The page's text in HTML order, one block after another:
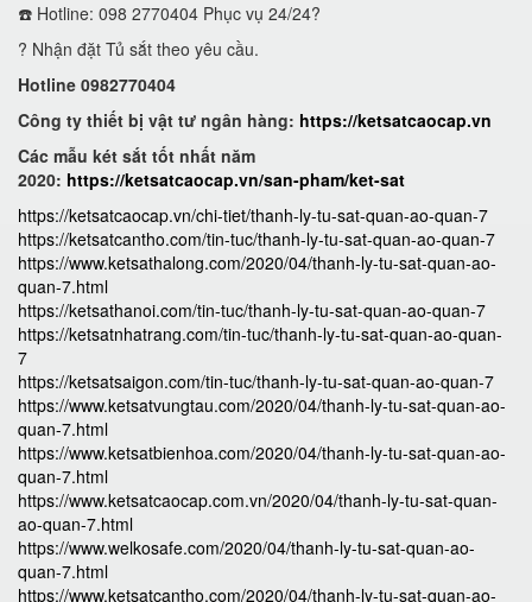
☎️ Hotline: 098 2770404 Phục vụ 24/24?
? Nhận đặt Tủ sắt theo yêu cầu.
Hotline 0982770404
Công ty thiết bị vật tư ngân hàng: https://ketsatcaocap.vn
Các mẫu két sắt tốt nhất năm
2020: https://ketsatcaocap.vn/san-pham/ket-sat
https://ketsatcaocap.vn/chi-tiet/thanh-ly-tu-sat-quan-ao-quan-7
https://ketsatcantho.com/tin-tuc/thanh-ly-tu-sat-quan-ao-quan-7
https://www.ketsathalong.com/2020/04/thanh-ly-tu-sat-quan-ao-
quan-7.html
https://ketsathanoi.com/tin-tuc/thanh-ly-tu-sat-quan-ao-quan-7
https://ketsatnhatrang.com/tin-tuc/thanh-ly-tu-sat-quan-ao-quan-
7
https://ketsatsaigon.com/tin-tuc/thanh-ly-tu-sat-quan-ao-quan-7
https://www.ketsatvungtau.com/2020/04/thanh-ly-tu-sat-quan-ao-
quan-7.html
https://www.ketsatbienhoa.com/2020/04/thanh-ly-tu-sat-quan-ao-
quan-7.html
https://www.ketsatcaocap.com.vn/2020/04/thanh-ly-tu-sat-quan-
ao-quan-7.html
https://www.welkosafe.com/2020/04/thanh-ly-tu-sat-quan-ao-
quan-7.html
https://www.ketsatcantho.com/2020/04/thanh-ly-tu-sat-quan-ao-